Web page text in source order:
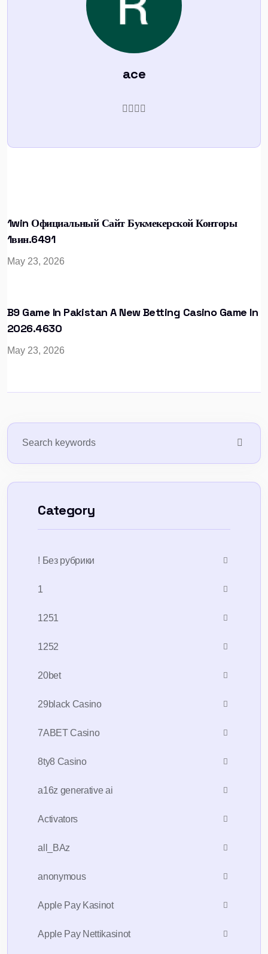
ace
1win Официальный Сайт Букмекерской Конторы
1вин.6491
May 23, 2026
B9 Game In Pakistan A New Betting Casino Game In
2026.4630
May 23, 2026
Category
! Без рубрики
1
1251
1252
20bet
29black Casino
7ABET Casino
8ty8 Casino
a16z generative ai
Activators
all_BAz
anonymous
Apple Pay Kasinot
Apple Pay Nettikasinot